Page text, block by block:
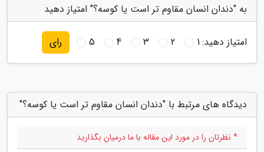
به "دندان انسان مقاوم تر است یا کوسه؟" امتیاز دهید
امتیاز دهید:1
2
3
4
5 رای
دیدگاه های مرتبط با "دندان انسان مقاوم تر است یا کوسه؟"
* نظرتان را در مورد این مقاله با ما درمیان بگذارید